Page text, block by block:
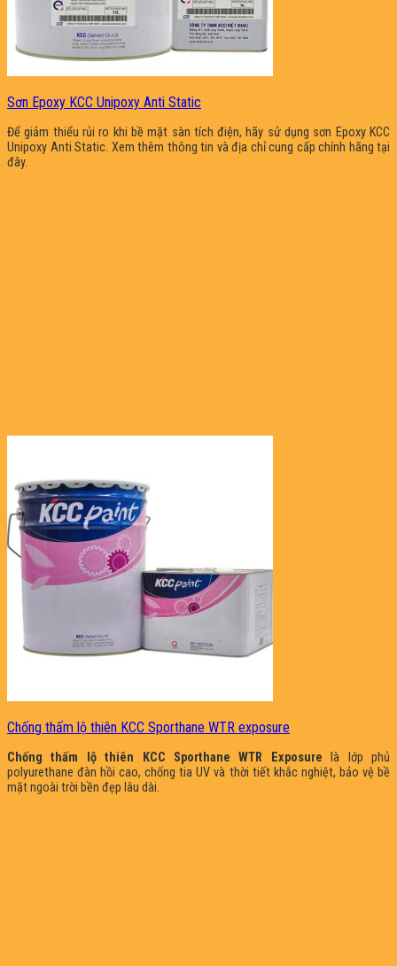
Sơn Epoxy KCC Unipoxy Anti Static
Để giảm thiểu rủi ro khi bề mặt sàn tích điện, hãy sử dụng sơn Epoxy KCC
Unipoxy Anti Static. Xem thêm thông tin và địa chỉ cung cấp chính hãng tại
đây.
Chống thấm lộ thiên KCC Sporthane WTR exposure
Chống thấm lộ thiên KCC Sporthane WTR Exposure là lớp phủ
polyurethane đàn hồi cao, chống tia UV và thời tiết khắc nghiệt, bảo vệ bề
mặt ngoài trời bền đẹp lâu dài.